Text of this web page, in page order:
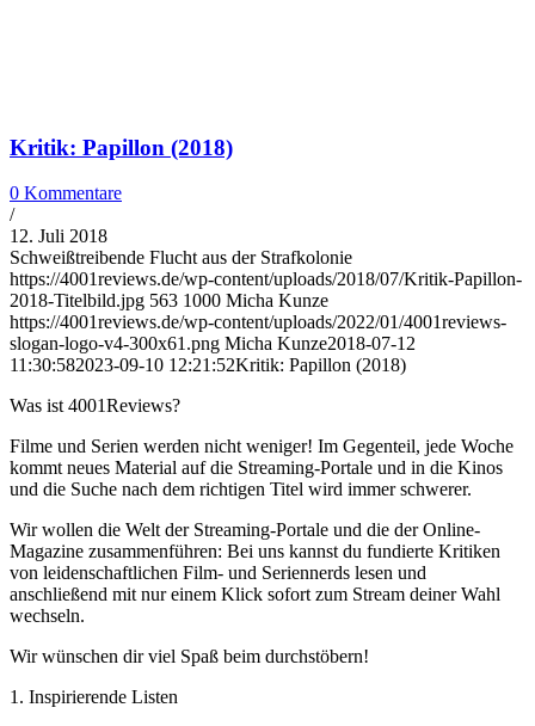
Kritik: Papillon (2018)
0 Kommentare
/
12. Juli 2018
Schweißtreibende Flucht aus der Strafkolonie
https://4001reviews.de/wp-content/uploads/2018/07/Kritik-Papillon-
2018-Titelbild.jpg 563 1000 Micha Kunze
https://4001reviews.de/wp-content/uploads/2022/01/4001reviews-
slogan-logo-v4-300x61.png Micha Kunze2018-07-12
11:30:582023-09-10 12:21:52Kritik: Papillon (2018)
Was ist 4001Reviews?
Filme und Serien werden nicht weniger! Im Gegenteil, jede Woche
kommt neues Material auf die Streaming-Portale und in die Kinos
und die Suche nach dem richtigen Titel wird immer schwerer.
Wir wollen die Welt der Streaming-Portale und die der Online-
Magazine zusammenführen: Bei uns kannst du fundierte Kritiken
von leidenschaftlichen Film- und Seriennerds lesen und
anschließend mit nur einem Klick sofort zum Stream deiner Wahl
wechseln.
Wir wünschen dir viel Spaß beim durchstöbern!
1. Inspirierende Listen